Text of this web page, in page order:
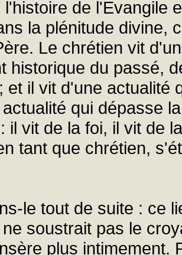
de l'Evangile
la plénitude divine,
Le chrétien vit
historique du passé,
et il vit d'une actualité
qui dépasse
il vit de la foi, il vit de
tant que chrétien,
le tout de suite : ce
soustrait pas le
plus intimement.